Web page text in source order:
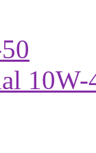
10W-